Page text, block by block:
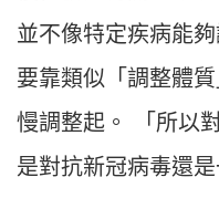
並不像特定疾病能
要靠類似「調整體
慢調整起。 「所以
是對抗新冠病毒還